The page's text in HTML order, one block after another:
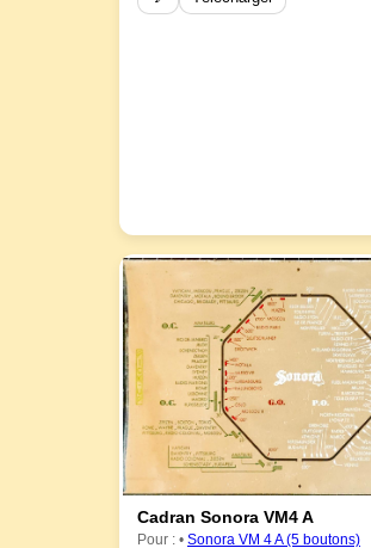
Cadran Sonora VM4 A
Pour : • Sonora VM 4 A (5 boutons)